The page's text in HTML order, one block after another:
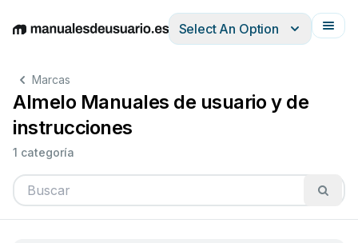
EnglishDeutschEspañolItalianoFrançais
Select An Option
Marcas
Almelo Manuales de usuario y de
instrucciones
1 categoría